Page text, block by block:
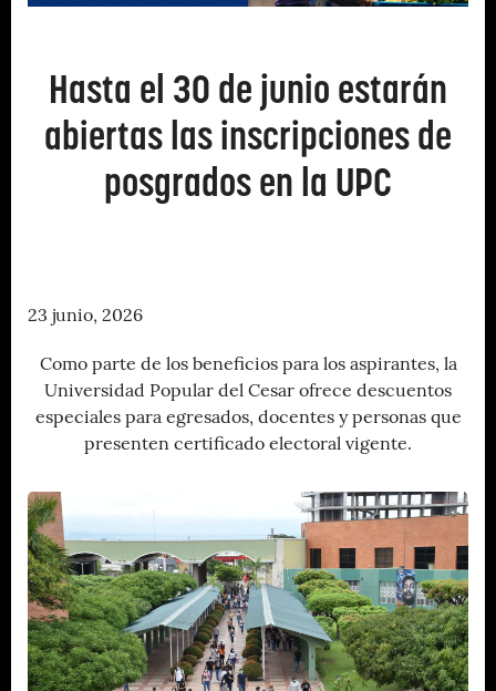
Hasta el 30 de junio estarán
abiertas las inscripciones de
posgrados en la UPC
23 junio, 2026
Como parte de los beneficios para los aspirantes, la
Universidad Popular del Cesar ofrece descuentos
especiales para egresados, docentes y personas que
presenten certificado electoral vigente.